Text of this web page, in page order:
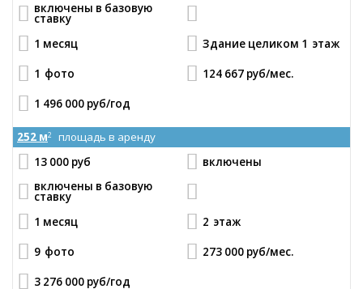
включены в базовую
ставку
1 месяц
Здание целиком 1 этаж
1 фото 124 667 руб/мес.
1 496 000 руб/год
252 м2
площадь в аренду
13 000 руб
включены
включены в базовую
ставку
1 месяц
2 этаж
9 фото 273 000 руб/мес.
3 276 000 руб/год